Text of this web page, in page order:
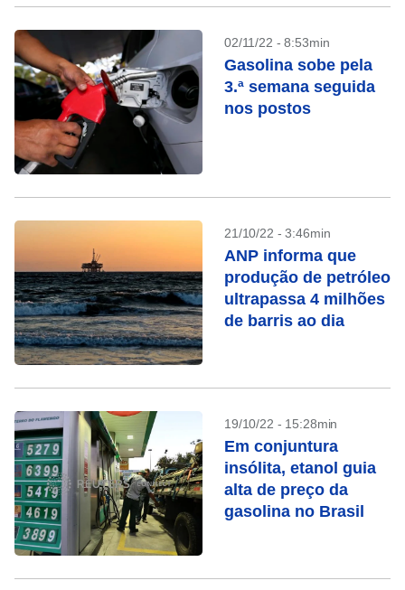
02/11/22 - 8:53min
Gasolina sobe pela
3.ª semana seguida
nos postos
21/10/22 - 3:46min
ANP informa que
produção de petróleo
ultrapassa 4 milhões
de barris ao dia
19/10/22 - 15:28min
Em conjuntura
insólita, etanol guia
alta de preço da
gasolina no Brasil